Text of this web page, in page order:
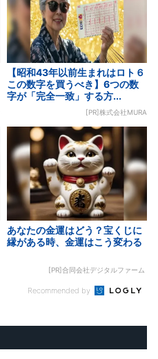
【昭和43年以前生まれはロト６
この数字を買うべき】6つの数
字が「完全一致」する方...
[PR]株式会社MURA
あなたの金運はどう？宝くじに
縁がある時、金運はこう変わる
[PR]合同会社デジタルファーム
Recommended by